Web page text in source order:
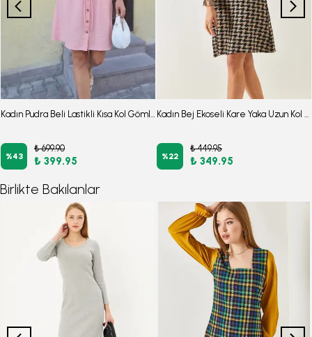
Kadın Pudra Beli Lastikli Kısa Kol Gömlek Elbise ARM-23Y001035
%43
₺ 699.90
₺ 399.95
Kadın Bej Ekoseli Kare Yaka Uzun Kol Elbise
%22
₺ 449.95
₺ 349.95
Birlikte Bakılanlar